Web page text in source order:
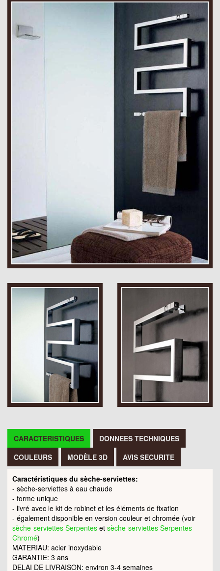
CARACTERISTIQUES
DONNEES TECHNIQUES
COULEURS
MODÈLE 3D AVIS SECURITE
Caractéristiques du sèche-serviettes:
- sèche-serviettes à eau chaude
- forme unique
- livré avec le kit de robinet et les éléments de fixation
- également disponible en version couleur et chromée (voir
sèche-serviettes Serpentes et sèche-serviettes Serpentes
Chromé)
MATERIAU: acier inoxydable
GARANTIE: 3 ans
DELAI DE LIVRAISON: environ 3-4 semaines